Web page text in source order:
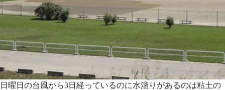
日曜日の台風から3日経っているのに水溜りがあるのは粘土の